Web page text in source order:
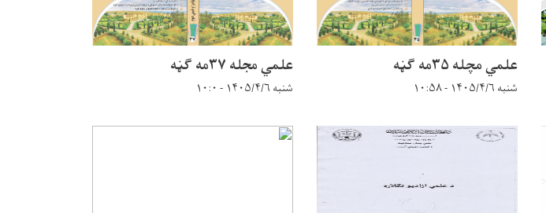
علمي مچله ۳۵مه ګڼه
شنبه ۱۴۰۵/۴/۶ - ۱۰:۵۸
علمي مجله ۳۷مه ګڼه
شنبه ۱۴۰۵/۴/۶ - ۱۰:۰